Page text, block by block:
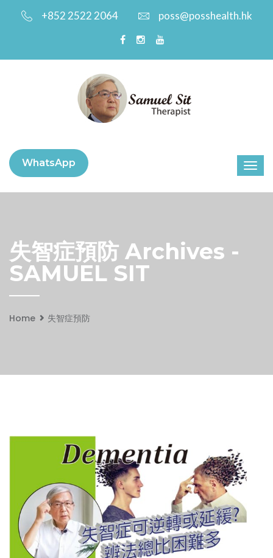
+852 2522 2064 poss@posshealth.hk
WhatsApp
失智症預防 Archives -
SAMUEL SIT
Home 失智症預防